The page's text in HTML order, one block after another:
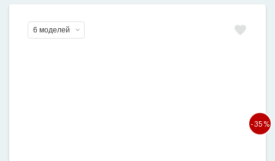
6 моделей
-35%